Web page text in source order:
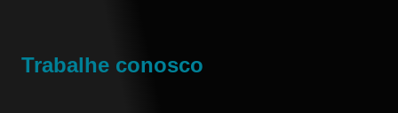
Trabalhe conosco